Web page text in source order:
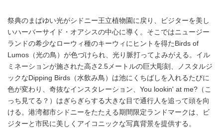
祭典のまばゆい光がシドニー王立植物園に戻り、ビジターを美し
いハーバーサイド・オアシスの中心に導く。そこではニュージー
ランドの希少なローウィ種のキーウィにヒントを得たBirds of
Lumos（光の鳥）が色づけられ、光り脈打ってよみがえる。イル
ミネーションが施された高さ2.5メートルの巨大彫刻、ノスタルジ
ックなDipping Birds（水飲み鳥）は池にくちばしを入れるたびに
色が変わり、奇抜なインスタレーション、You lookin' at me?（こ
っち見てる？）はぎらぎらする大きな目で通行人を追って頭を向
ける。港湾都市シドニーをたたえる期間限定ランドマークは、ビ
ジターと市民に美しくアイコニックな写真背景を提供する。